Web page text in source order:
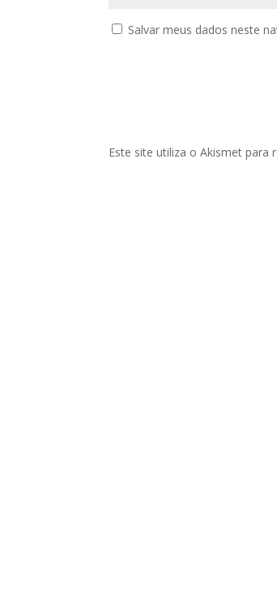
Salvar meus dados neste
Este site utiliza o Akismet para